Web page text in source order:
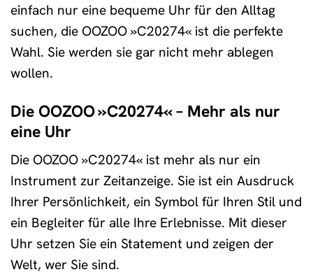
einfach nur eine bequeme Uhr für den Alltag
suchen, die OOZOO »C20274« ist die perfekte
Wahl. Sie werden sie gar nicht mehr ablegen
wollen.
Die OOZOO »C20274« – Mehr als nur
eine Uhr
Die OOZOO »C20274« ist mehr als nur ein
Instrument zur Zeitanzeige. Sie ist ein Ausdruck
Ihrer Persönlichkeit, ein Symbol für Ihren Stil und
ein Begleiter für alle Ihre Erlebnisse. Mit dieser
Uhr setzen Sie ein Statement und zeigen der
Welt, wer Sie sind.